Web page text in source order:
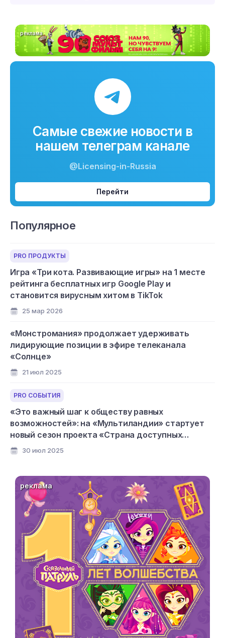
реклама
Самые свежие новости в
нашем телеграм канале
@Licensing-in-Russia
Перейти
Популярное
PRO ПРОДУКТЫ
Игра «Три кота. Развивающие игры» на 1 месте
рейтинга бесплатных игр Google Play и
становится вирусным хитом в TikTok
25 мар 2026
«Монстромания» продолжает удерживать
лидирующие позиции в эфире телеканала
«Солнце»
21 июл 2025
PRO СОБЫТИЯ
«Это важный шаг к обществу равных
возможностей»: на «Мультиландии» стартует
новый сезон проекта «Страна доступных
мультфильмов»
30 июл 2025
реклама